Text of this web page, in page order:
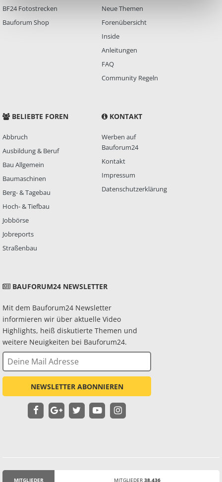
BF24 Fotostrecken
Bauforum Shop
Neue Themen
Forenübersicht
Inside
Anleitungen
FAQ
Community Regeln
BELIEBTE FOREN
Abbruch
Ausbildung & Beruf
Bau Allgemein
Baumaschinen
Berg- & Tagebau
Hoch- & Tiefbau
Jobbörse
Jobreports
Straßenbau
KONTAKT
Werben auf
Bauforum24
Kontakt
Impressum
Datenschutzerklärung
BAUFORUM24 NEWSLETTER
Mit dem Bauforum24 Newsletter
informieren wir über aktuelle Video
Highlights, heiß diskutierte Themen und
weitere Neuigkeiten bei Bauforum24.
NEWSLETTER ABONNIEREN
MITGLIEDER MITGLIEDER 38.436